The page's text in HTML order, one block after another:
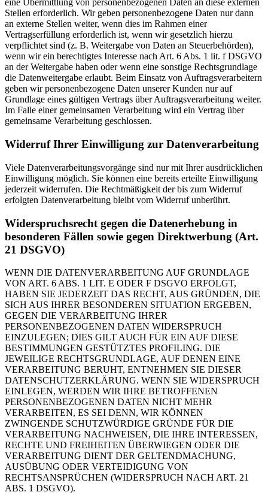
eine Übermittlung von personenbezogenen Daten an diese externen
Stellen erforderlich. Wir geben personenbezogene Daten nur dann
an externe Stellen weiter, wenn dies im Rahmen einer
Vertragserfüllung erforderlich ist, wenn wir gesetzlich hierzu
verpflichtet sind (z. B. Weitergabe von Daten an Steuerbehörden),
wenn wir ein berechtigtes Interesse nach Art. 6 Abs. 1 lit. f DSGVO
an der Weitergabe haben oder wenn eine sonstige Rechtsgrundlage
die Datenweitergabe erlaubt. Beim Einsatz von Auftragsverarbeitern
geben wir personenbezogene Daten unserer Kunden nur auf
Grundlage eines gültigen Vertrags über Auftragsverarbeitung weiter.
Im Falle einer gemeinsamen Verarbeitung wird ein Vertrag über
gemeinsame Verarbeitung geschlossen.
Widerruf Ihrer Einwilligung zur Datenverarbeitung
Viele Datenverarbeitungsvorgänge sind nur mit Ihrer ausdrücklichen
Einwilligung möglich. Sie können eine bereits erteilte Einwilligung
jederzeit widerrufen. Die Rechtmäßigkeit der bis zum Widerruf
erfolgten Datenverarbeitung bleibt vom Widerruf unberührt.
Widerspruchsrecht gegen die Datenerhebung in
besonderen Fällen sowie gegen Direktwerbung (Art.
21 DSGVO)
WENN DIE DATENVERARBEITUNG AUF GRUNDLAGE
VON ART. 6 ABS. 1 LIT. E ODER F DSGVO ERFOLGT,
HABEN SIE JEDERZEIT DAS RECHT, AUS GRÜNDEN, DIE
SICH AUS IHRER BESONDEREN SITUATION ERGEBEN,
GEGEN DIE VERARBEITUNG IHRER
PERSONENBEZOGENEN DATEN WIDERSPRUCH
EINZULEGEN; DIES GILT AUCH FÜR EIN AUF DIESE
BESTIMMUNGEN GESTÜTZTES PROFILING. DIE
JEWEILIGE RECHTSGRUNDLAGE, AUF DENEN EINE
VERARBEITUNG BERUHT, ENTNEHMEN SIE DIESER
DATENSCHUTZERKLÄRUNG. WENN SIE WIDERSPRUCH
EINLEGEN, WERDEN WIR IHRE BETROFFENEN
PERSONENBEZOGENEN DATEN NICHT MEHR
VERARBEITEN, ES SEI DENN, WIR KÖNNEN
ZWINGENDE SCHUTZWÜRDIGE GRÜNDE FÜR DIE
VERARBEITUNG NACHWEISEN, DIE IHRE INTERESSEN,
RECHTE UND FREIHEITEN ÜBERWIEGEN ODER DIE
VERARBEITUNG DIENT DER GELTENDMACHUNG,
AUSÜBUNG ODER VERTEIDIGUNG VON
RECHTSANSPRÜCHEN (WIDERSPRUCH NACH ART. 21
ABS. 1 DSGVO).